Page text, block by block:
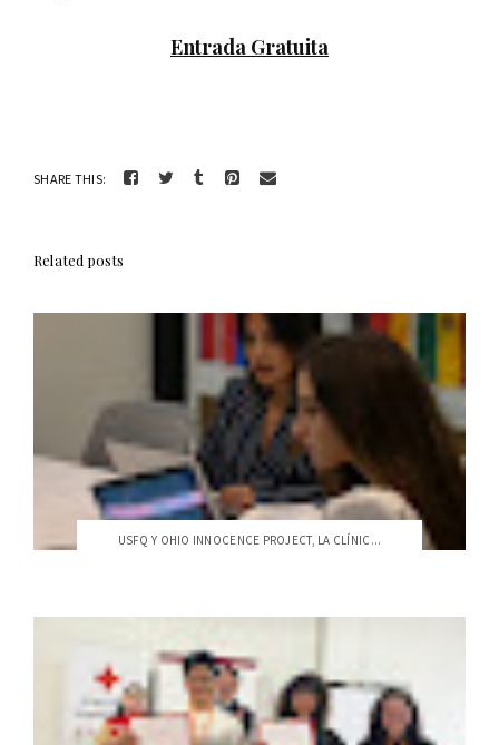
Entrada Gratuita
SHARE THIS:
Related posts
USFQ Y OHIO INNOCENCE PROJECT, LA CLÍNIC...